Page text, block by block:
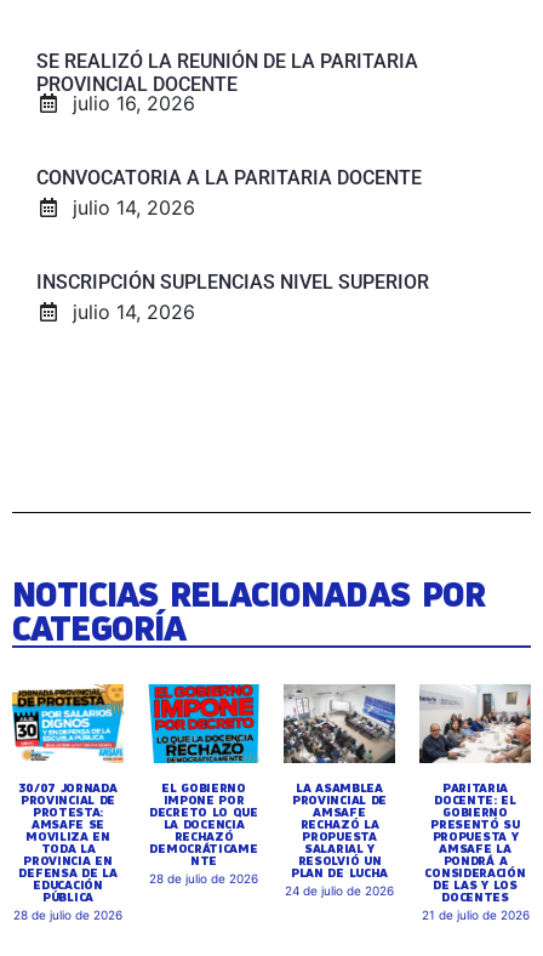
SE REALIZÓ LA REUNIÓN DE LA PARITARIA
PROVINCIAL DOCENTE
julio 16, 2026
CONVOCATORIA A LA PARITARIA DOCENTE
julio 14, 2026
INSCRIPCIÓN SUPLENCIAS NIVEL SUPERIOR
julio 14, 2026
NOTICIAS RELACIONADAS POR
CATEGORÍA
30/07 JORNADA
PROVINCIAL DE
PROTESTA:
AMSAFE SE
MOVILIZA EN
TODA LA
PROVINCIA EN
DEFENSA DE LA
EDUCACIÓN
PÚBLICA
28 de julio de 2026
EL GOBIERNO
IMPONE POR
DECRETO LO QUE
LA DOCENCIA
RECHAZÓ
DEMOCRÁTICAME
NTE
28 de julio de 2026
LA ASAMBLEA
PROVINCIAL DE
AMSAFE
RECHAZÓ LA
PROPUESTA
SALARIAL Y
RESOLVIÓ UN
PLAN DE LUCHA
24 de julio de 2026
PARITARIA
DOCENTE: EL
GOBIERNO
PRESENTÓ SU
PROPUESTA Y
AMSAFE LA
PONDRÁ A
CONSIDERACIÓN
DE LAS Y LOS
DOCENTES
21 de julio de 2026